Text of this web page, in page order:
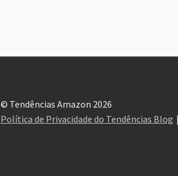
© Tendências Amazon 2026
Política de Privacidade do Tendências Blog